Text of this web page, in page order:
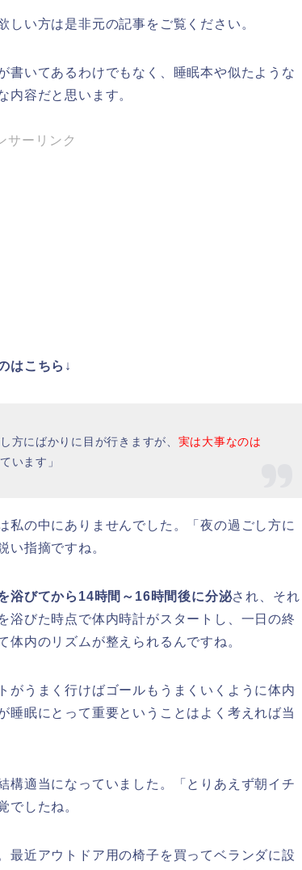
い方は是非元の記事をご覧ください。
書いてあるわけでもなく、睡眠本や似たような
内容だと思います。
サーリンク
はこちら ↓
方にばかりに目が行きますが、 実は大事なのは
います」
私の中にありませんでした。「夜の過ごし方に
い指摘ですね。
浴びてから14時間～16時間後に分泌され、それ
浴びた時点で体内時計がスタートし、一日の終
内のリズムが整えられるんですね。
がうまく行けばゴールもうまくいくように体内
睡眠にとって重要ということはよく考えれば当
構適当になっていました。「とりあえず朝イチ
でしたね。
最近アウトドア用の椅子を買ってベランダに設